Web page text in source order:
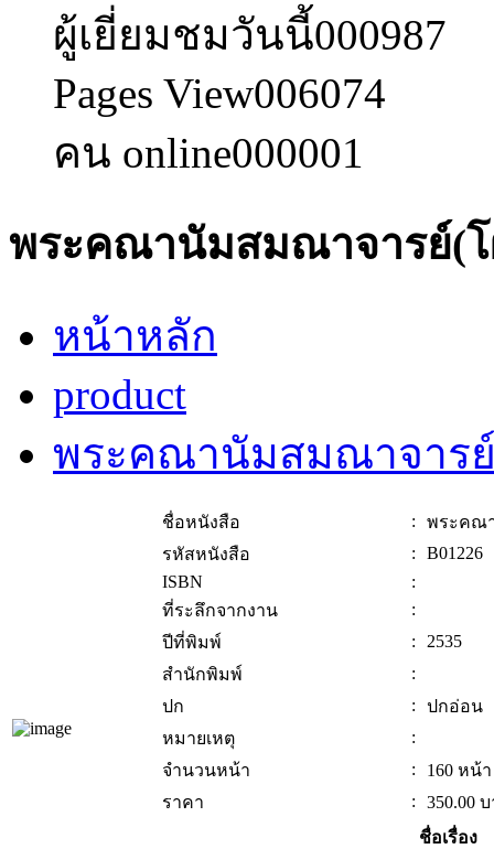
ผู้เยี่ยมชมวันนี้000987
Pages View006074
คน online000001
พระคณานัมสมณาจารย์(โ
หน้าหลัก
product
พระคณานัมสมณาจารย์
ชื่อหนังสือ :
พระคณ
รหัสหนังสือ
:
B01226
ISBN
:
ที่ระลึกจากงาน
:
ปีที่พิมพ์
:
2535
สำนักพิมพ์
:
ปก
:
ปกอ่อน
หมายเหตุ
:
จำนวนหน้า
:
160 หน้า
ราคา
: 350.00 บ
ชื่อเรื่อง